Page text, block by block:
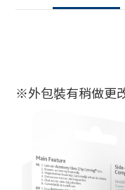
※外包裝有稍做更